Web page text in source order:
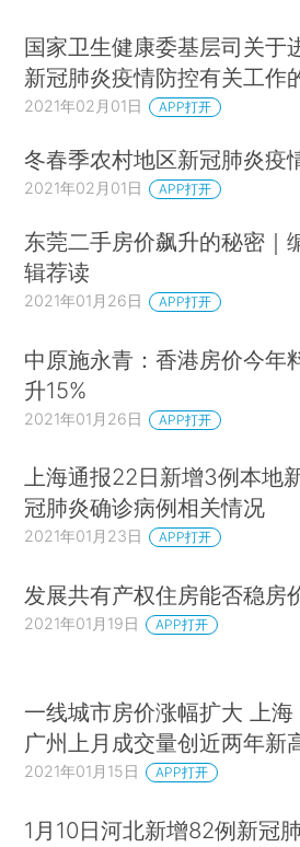
国家卫生健康委基层司关于
新冠肺炎疫情防控有关工作
2021年02月01日 APP打开
冬春季农村地区新冠肺炎疫
2021年02月01日 APP打开
东莞二手房价飙升的秘密｜
辑荐读
2021年01月26日 APP打开
中原施永青：香港房价今年
升15%
2021年01月26日 APP打开
上海通报22日新增3例本地
冠肺炎确诊病例相关情况
2021年01月23日 APP打开
发展共有产权住房能否稳房
2021年01月19日 APP打开
一线城市房价涨幅扩大 上海
广州上月成交量创近两年新
2021年01月15日 APP打开
1月10日河北新增82例新冠肺